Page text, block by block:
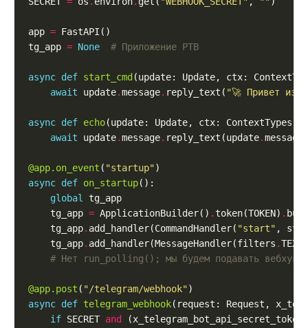
app =
tg_app = None # Приложение PTB
async def start_cmd (update: Update, ctx:
await update.message. reply_text( "🚀 Привет из
async def echo(update: Update, ctx: ContextTypes
await update.message. reply_text(update.message
@app.on_event ( "startup"
async def on_startup
global
    tg_app
= ApplicationBuilder() . token(TOKEN) .
    tg_app
. add_handler(CommandHandler( "start"
    tg_app
. add_handler(MessageHandler(filters .TEXT
# Нет run_polling(); мы будем подавать вебхуки
@app.post ( "/telegram/webhook"
async def telegram_webhook(request: Request,
if SECRET and
(x_telegram_bot_api_secret_token